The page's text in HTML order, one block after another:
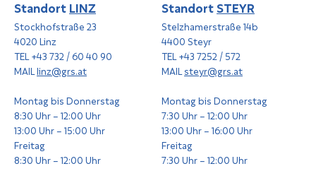
StandortLINZ
Stockhofstraße 23
4020 Linz
TEL +43 732 / 60 40 90
MAILlinz@grs.at
Montag bis Donnerstag
8:30 Uhr – 12:00 Uhr
13:00 Uhr – 15:00 Uhr
Freitag
8:30 Uhr – 12:00 Uhr
StandortSTEYR
Stelzhamerstraße 14b
4400 Steyr
TEL +43 7252 / 572
MAILsteyr@grs.at
Montag bis Donnerstag
7:30 Uhr – 12:00 Uhr
13:00 Uhr – 16:00 Uhr
Freitag
7:30 Uhr – 12:00 Uhr